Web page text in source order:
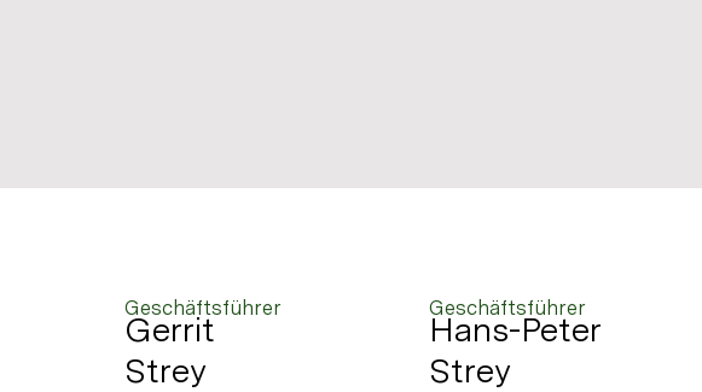
Geschäftsführer
Gerrit
Strey
Geschäftsführer
Hans-Peter
Strey